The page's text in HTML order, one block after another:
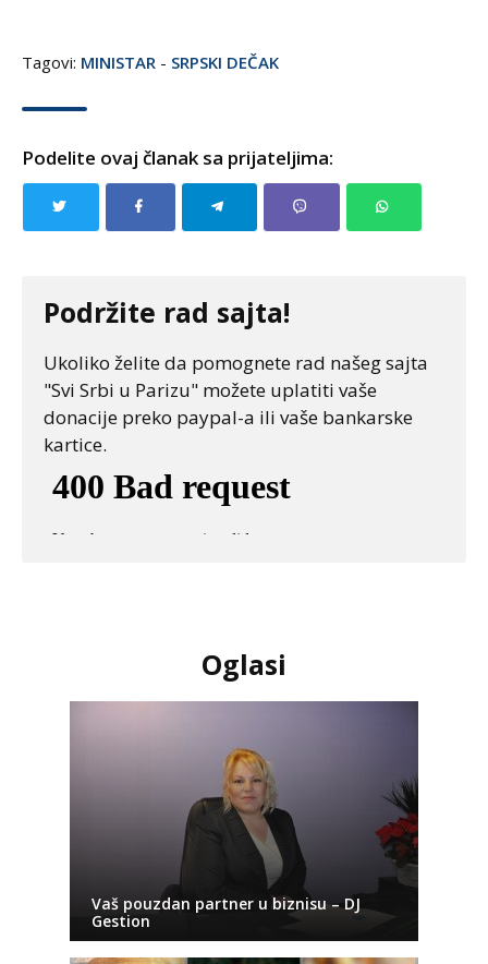
Tagovi: MINISTAR - SRPSKI DEČAK
Podelite ovaj članak sa prijateljima:
Podržite rad sajta!
Ukoliko želite da pomognete rad našeg sajta
"Svi Srbi u Parizu" možete uplatiti vaše
donacije preko paypal-a ili vaše bankarske
kartice.
Oglasi
Vaš pouzdan partner u biznisu – DJ
Gestion